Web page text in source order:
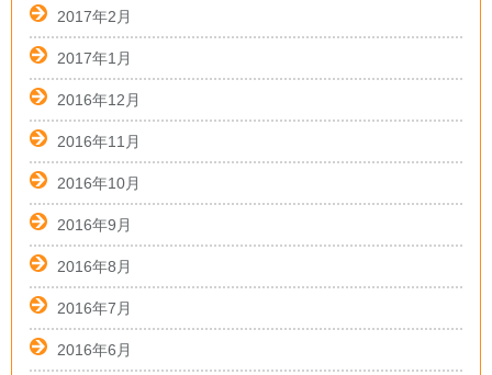
2017年2月
2017年1月
2016年12月
2016年11月
2016年10月
2016年9月
2016年8月
2016年7月
2016年6月